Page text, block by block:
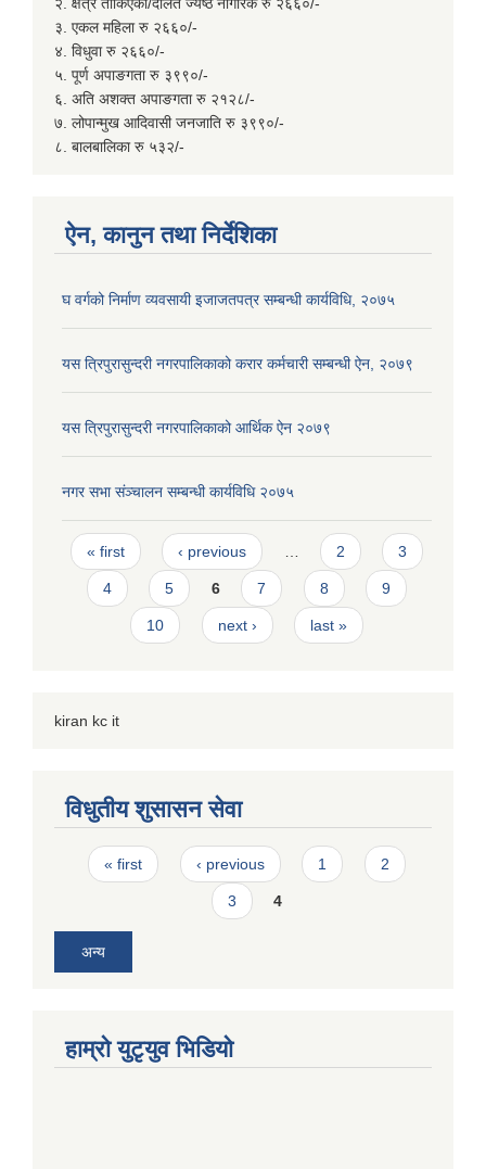
२. क्षेत्र तोकिएका/दलित ज्येष्ठ नागरिक रु २६६०/-
३. एकल महिला रु २६६०/-
४. विधुवा रु २६६०/-
५. पूर्ण अपाङगता रु ३९९०/-
६. अति अशक्त अपाङगता रु २१२८/-
७. लोपान्मुख आदिवासी जनजाति रु ३९९०/-
८. बालबालिका रु ५३२/-
ऐन, कानुन तथा निर्देशिका
घ वर्गको निर्माण व्यवसायी इजाजतपत्र सम्बन्धी कार्यविधि, २०७५
यस त्रिपुरासुन्दरी नगरपालिकाको करार कर्मचारी सम्बन्धी ऐन, २०७९
यस त्रिपुरासुन्दरी नगरपालिकाको आर्थिक ऐन २०७९
नगर सभा संञ्चालन सम्बन्धी कार्यविधि २०७५
Pages
« first ‹ previous 2 3
4 5 6 7 8 9
10 next › last »
kiran kc it
विधुतीय शुसासन सेवा
Pages
« first ‹ previous 1 2
3 4
अन्य
हाम्राे युटृयुव भिडियाे